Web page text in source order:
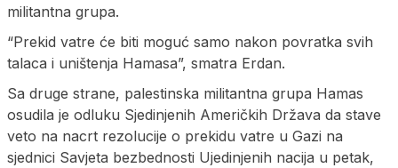
militantna grupa.
“Prekid vatre će biti moguć samo nakon povratka svih
talaca i uništenja Hamasa”, smatra Erdan.
Sa druge strane, palestinska militantna grupa Hamas
osudila je odluku Sjedinjenih Američkih Država da stave
veto na nacrt rezolucije o prekidu vatre u Gazi na
sjednici Savjeta bezbednosti Ujedinjenih nacija u petak,